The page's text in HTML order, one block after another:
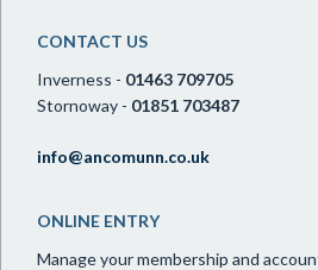
CONTACT US
Inverness - 01463 709705
Stornoway - 01851 703487
info@ancomunn.co.uk
ONLINE ENTRY
Manage your membership and